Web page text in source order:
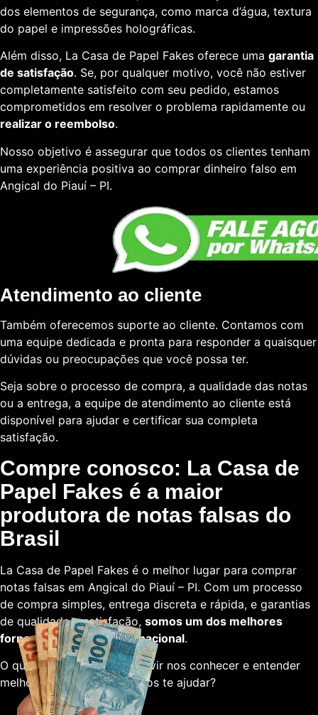
dos elementos de segurança, como marca d’água, textura
do papel e impressões holográficas.
Além disso, La Casa de Papel Fakes oferece uma garantia
de satisfação. Se, por qualquer motivo, você não estiver
completamente satisfeito com seu pedido, estamos
comprometidos em resolver o problema rapidamente ou
realizar o reembolso.
Nosso objetivo é assegurar que todos os clientes tenham
uma experiência positiva ao comprar dinheiro falso em
Angical do Piauí – PI.
Atendimento ao cliente
Também oferecemos suporte ao cliente. Contamos com
uma equipe dedicada e pronta para responder a quaisquer
dúvidas ou preocupações que você possa ter.
Seja sobre o processo de compra, a qualidade das notas
ou a entrega, a equipe de atendimento ao cliente está
disponível para ajudar e certificar sua completa
satisfação.
Compre conosco: La Casa de
Papel Fakes é a maior
produtora de notas falsas do
Brasil
La Casa de Papel Fakes é o melhor lugar para comprar
notas falsas em Angical do Piauí – PI. Com um processo
de compra simples, entrega discreta e rápida, e garantias
de qualidade e satisfação, somos um dos melhores
fornecedores em escala nacional.
O que está esperando para vir nos conhecer e entender
melhor sobre como podemos te ajudar?